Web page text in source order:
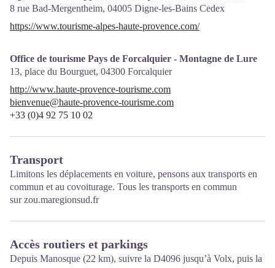
8 rue Bad-Mergentheim, 04005 Digne-les-Bains Cedex
https://www.tourisme-alpes-haute-provence.com/
Office de tourisme Pays de Forcalquier - Montagne de Lure
13, place du Bourguet, 04300 Forcalquier
http://www.haute-provence-tourisme.com
bienvenue@haute-provence-tourisme.com
+33 (0)4 92 75 10 02
Transport
Limitons les déplacements en voiture, pensons aux transports en
commun et au covoiturage. Tous les transports en commun
surzou.maregionsud.fr
Accès routiers et parkings
Depuis Manosque (22 km), suivre la D4096 jusqu’à Volx, puis la